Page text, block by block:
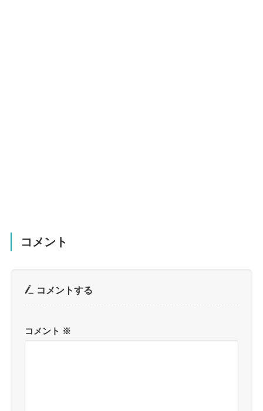
コメント
コメントする
コメント ※